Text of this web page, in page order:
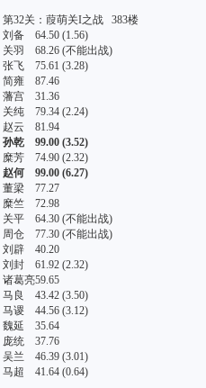
第32关：葭萌关I之战 383楼
刘备 64.50 (1.56)
关羽 68.26 (不能出战)
张飞 75.61 (3.28)
简雍 87.46
藩宫 31.36
关纯 79.34 (2.24)
赵云 81.94
孙乾 99.00 (3.52)
糜芳 74.90 (2.32)
赵何 99.00 (6.27)
董梁 77.27
糜竺 72.98
关平 64.30 (不能出战)
周仓 77.30 (不能出战)
刘辟 40.20
刘封 61.92 (2.32)
诸葛亮59.65
马良 43.42 (3.50)
马谡 44.56 (3.12)
魏延 35.64
庞统 37.76
吴兰 46.39 (3.01)
马超 41.64 (0.64)